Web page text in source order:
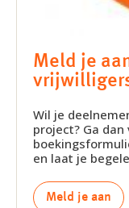
Meld je
Wil je
project? Ga
en laat je
Meld je aan